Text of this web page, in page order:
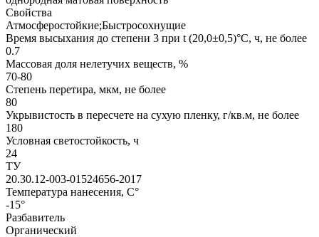
Свойства
Атмосферостойкие;Быстросохнущие
Время высыхания до степени 3 при t (20,0±0,5)°С, ч, не более
0.7
Массовая доля нелетучих веществ, %
70-80
Степень перетира, мкм, не более
80
Укрывистость в пересчете на сухую пленку, г/кв.м, не более
180
Условная светостойкость, ч
24
ТУ
20.30.12-003-01524656-2017
Температура нанесения, С°
-15°
Разбавитель
Органический